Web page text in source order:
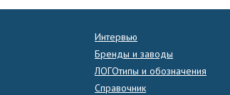
Интервью
Бренды и заводы
ЛОГОтипы и обозначения
Справочник